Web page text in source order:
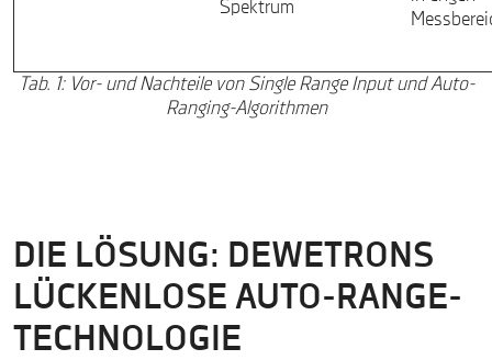
Spektrum
Tab. 1: Vor- und Nachteile von Single Range Input und Auto-
Ranging-Algorithmen
DIE LÖSUNG: DEWETRONS
LÜCKENLOSE AUTO-RANGE-
TECHNOLOGIE